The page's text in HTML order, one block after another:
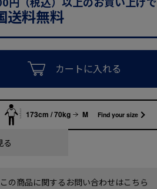
送料無料
カートに入れる
173cm / 70kg M Find your size
る
この商品に関するお問い合わせはこちら